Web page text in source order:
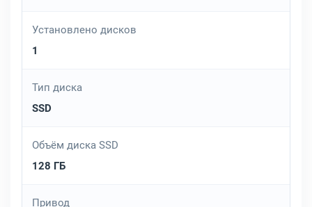
Установлено дисков
1
Тип диска
SSD
Объём диска SSD
128 ГБ
Привод